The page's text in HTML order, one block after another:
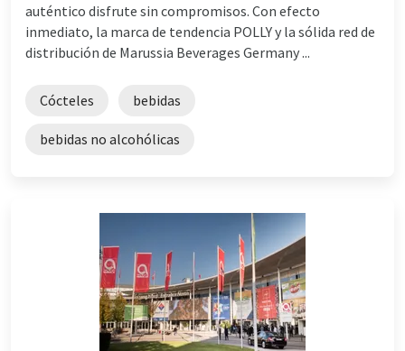
auténtico disfrute sin compromisos. Con efecto
inmediato, la marca de tendencia POLLY y la sólida red de
distribución de Marussia Beverages Germany ...
Cócteles bebidas
bebidas no alcohólicas